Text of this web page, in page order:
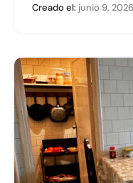
Creado el: junio 9, 2026